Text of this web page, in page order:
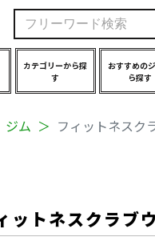
カテゴリーから探
す
おすすめの
ら探す
ジム フィットネスク
ットネスクラブ